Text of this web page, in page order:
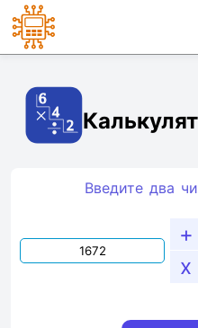
Введите два
+
x